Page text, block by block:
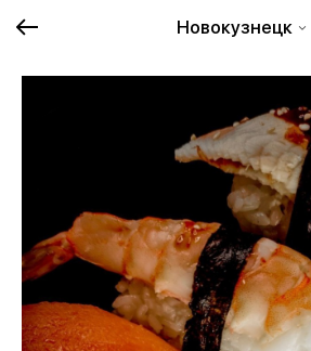
Новокузнецк